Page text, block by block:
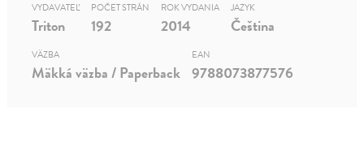
VYDAVATEĽ
Triton
POČET STRÁN
192
ROK VYDANIA
2014
JAZYK
Čeština
VÄZBA
Mäkká väzba / Paperback
EAN
9788073877576